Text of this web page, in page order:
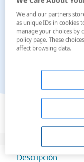
Descripción
We and our partners
as unique IDs in cookies
manage your choices by
policy page. These
affect browsing data.